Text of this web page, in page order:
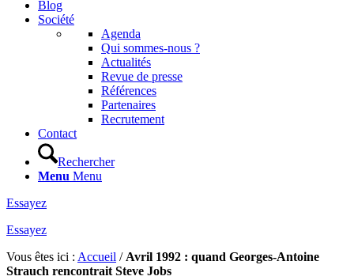
Blog
Société
Agenda
Qui sommes-nous ?
Actualités
Revue de presse
Références
Partenaires
Recrutement
Contact
Rechercher
Menu Menu
Essayez
Essayez
Vous êtes ici : Accueil / Avril 1992 : quand Georges-Antoine
Strauch rencontrait Steve Jobs